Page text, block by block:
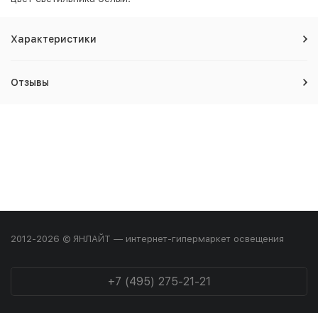
Характеристики
Отзывы
2012-2026 © ЯНЛАЙТ — интернет-гипермаркет освещения
+7 (495) 275-21-21